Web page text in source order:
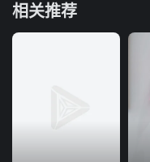
相关推荐